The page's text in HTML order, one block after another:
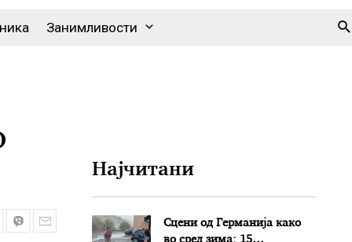
Занимливости
Најчитани
Сцени од Германија како
во сред зима: 15